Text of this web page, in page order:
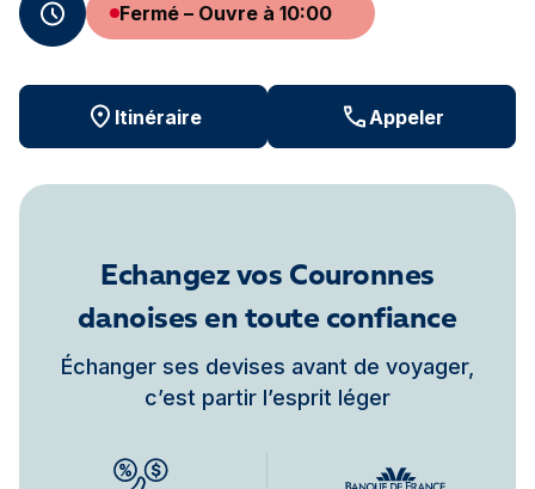
Fermé – Ouvre à 10:00
Itinéraire Appeler
Echangez vos Couronnes
danoises en toute confiance
Échanger ses devises avant de voyager,
c’est partir l’esprit léger